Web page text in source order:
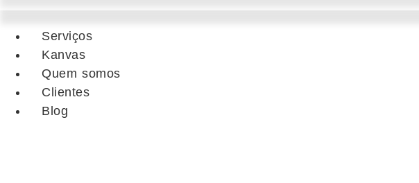
Serviços
Kanvas
Quem somos
Clientes
Blog